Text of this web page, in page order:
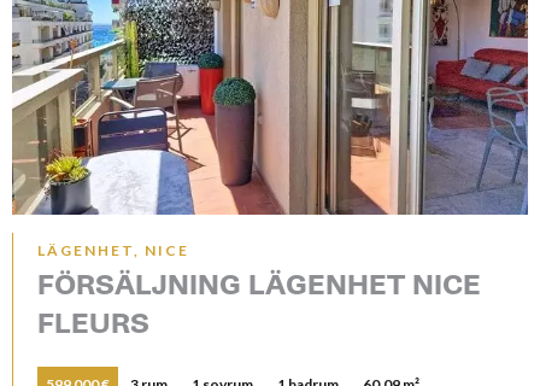
LÄGENHET, NICE
FÖRSÄLJNING LÄGENHET NICE
FLEURS